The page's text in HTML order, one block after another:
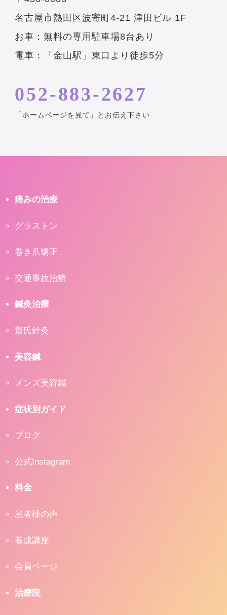
名古屋市熱田区波寄町4-21 津田ビル 1F
お車：無料の専用駐車場8台あり
電車：「金山駅」東口より徒歩5分
052-883-2627
「ホームページを見て」とお伝え下さい
痛みの治療
グラストン
巻き爪矯正
交通事故治療
鍼灸治療
董氏針灸
美容鍼
メンズ美容鍼
症状別ガイド
ブログ
公式Instagram
料金
患者様の声
養成講座
会員ページ
治療院